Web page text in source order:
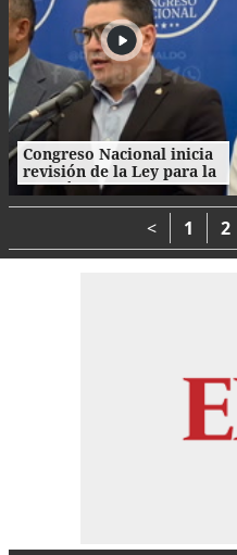
Congreso Nacional inicia
revisión de la Ley para la
Gestión Integral de
Residuos en Honduras
< 1 2